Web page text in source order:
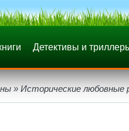
Детективы и
» Исторические любовные